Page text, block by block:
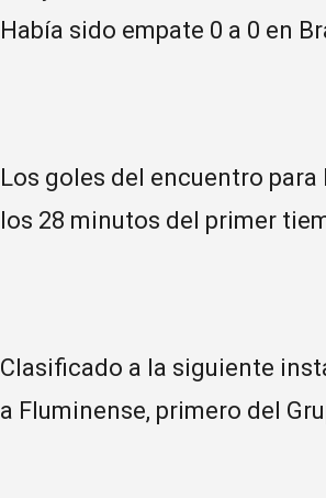
Había sido empate 0 a 0 en
Los goles del encuentro
los 28 minutos del primer
Clasificado a la siguiente
a Fluminense, primero del